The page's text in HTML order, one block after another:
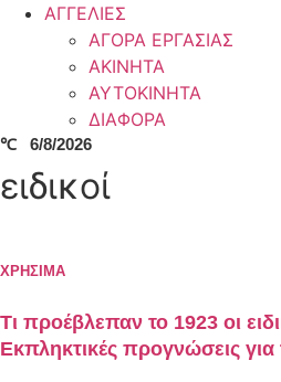
ΑΓΓΕΛΙΕΣ
ΑΓΟΡΑ ΕΡΓΑΣΙΑΣ
ΑΚΙΝΗΤΑ
ΑΥΤΟΚΙΝΗΤΑ
ΔΙΑΦΟΡΑ
℃ 6/8/2026
ειδικοί
ΧΡΗΣΙΜΑ
Τι προέβλεπαν το 1923 οι
Εκπληκτικές προγνώσεις